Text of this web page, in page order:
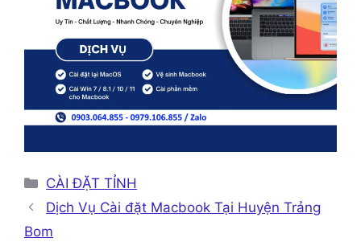
Danh
mục
CÀI ĐẶT TỈNH
Dịch Vụ Cài đặt Macbook Tại Huyện Trảng
Bom